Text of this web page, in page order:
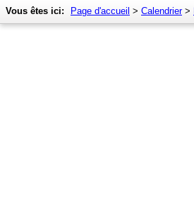
Vous êtes ici: Page d'accueil > Calendrier>